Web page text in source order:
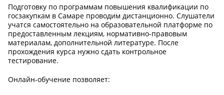
Подготовку по программам повышения квалификации по
госзакупкам в Самаре проводим дистанционно. Слушатели
учатся самостоятельно на образовательной платформе по
предоставленным лекциям, нормативно-правовым
материалам, дополнительной литературе. После
прохождения курса нужно сдать контрольное
тестирование.
Онлайн-обучение позволяет: